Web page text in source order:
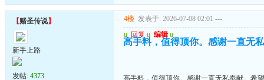
【赌圣传说】
新手上路
发帖: 4373
4楼 发表于: 2026-07-08 02:01 ---
u 回复 u 编辑 u
高手料，值得顶你。感谢一直无
高手料，值得顶你。感谢一直无私奉献。希